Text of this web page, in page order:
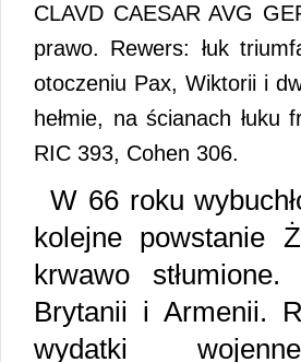
CLAVD CAESAR AVG
prawo. Rewers: łuk
otoczeniu Pax, Wiktorii i
hełmie, na ścianach
RIC 393, Cohen 306.
W 66 roku
kolejne powstanie
krwawo
Brytanii i Armenii.
wydatki